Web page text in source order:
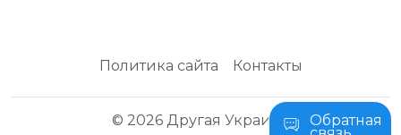
Обратная
Политика сайта Контакты
© 2026 Другая Украина